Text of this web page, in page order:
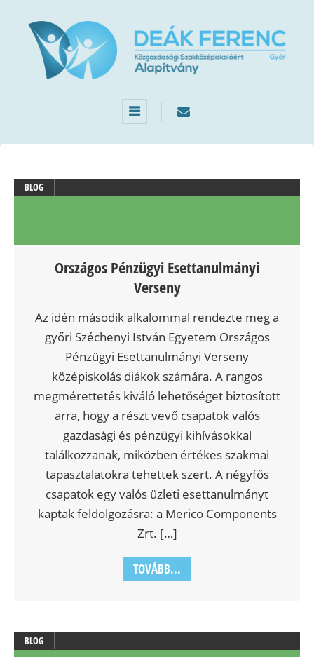
BLOG
Országos Pénzügyi Esettanulmányi
Verseny
Az idén második alkalommal rendezte meg a
győri Széchenyi István Egyetem Országos
Pénzügyi Esettanulmányi Verseny
középiskolás diákok számára. A rangos
megmérettetés kiváló lehetőséget biztosított
arra, hogy a részt vevő csapatok valós
gazdasági és pénzügyi kihívásokkal
találkozzanak, miközben értékes szakmai
tapasztalatokra tehettek szert. A négyfős
csapatok egy valós üzleti esettanulmányt
kaptak feldolgozásra: a Merico Components
Zrt. […]
TOVÁBB...
BLOG